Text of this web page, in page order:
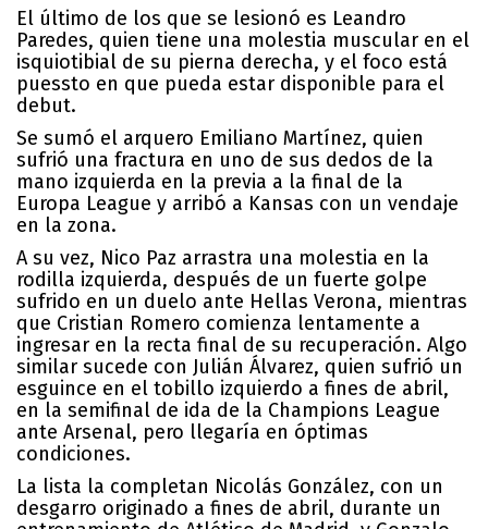
El último de los que se lesionó es Leandro
Paredes, quien tiene una molestia muscular en el
isquiotibial de su pierna derecha, y el foco está
puessto en que pueda estar disponible para el
debut.
Se sumó el arquero Emiliano Martínez, quien
sufrió una fractura en uno de sus dedos de la
mano izquierda en la previa a la final de la
Europa League y arribó a Kansas con un vendaje
en la zona.
A su vez, Nico Paz arrastra una molestia en la
rodilla izquierda, después de un fuerte golpe
sufrido en un duelo ante Hellas Verona, mientras
que Cristian Romero comienza lentamente a
ingresar en la recta final de su recuperación. Algo
similar sucede con Julián Álvarez, quien sufrió un
esguince en el tobillo izquierdo a fines de abril,
en la semifinal de ida de la Champions League
ante Arsenal, pero llegaría en óptimas
condiciones.
La lista la completan Nicolás González, con un
desgarro originado a fines de abril, durante un